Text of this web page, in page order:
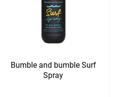
Bumble and bumble Surf
Spray